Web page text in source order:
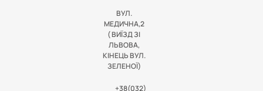
ВУЛ.
МЕДИЧНА,2
( ВИЇЗД ЗІ
ЛЬВОВА,
КІНЕЦЬ ВУЛ.
ЗЕЛЕНОЇ)
+38(032)